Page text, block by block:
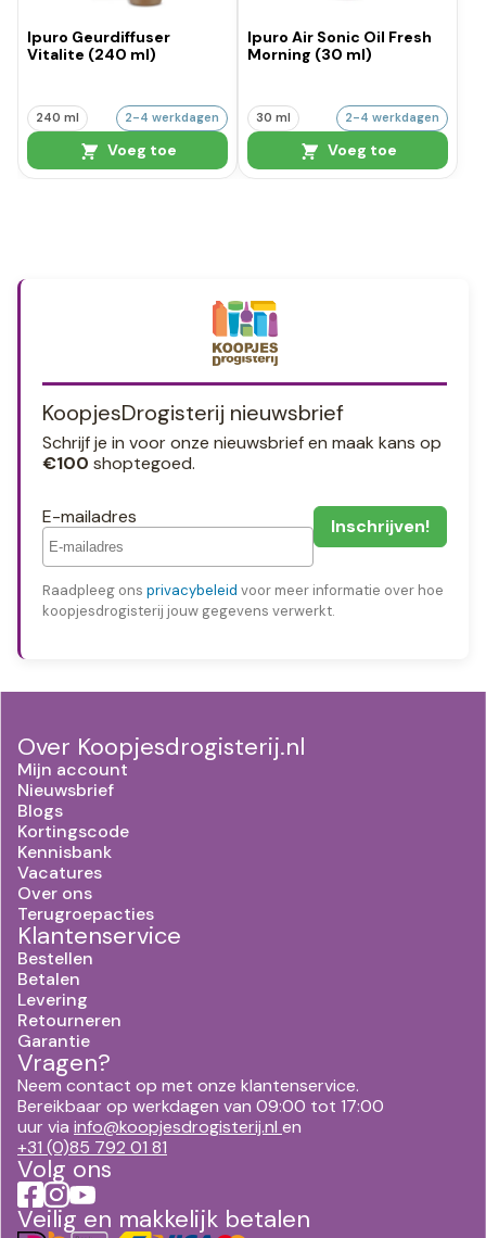
Ipuro Geurdiffuser
Vitalite (240 ml)
240 ml 2-4 werkdagen
Voeg toe
Ipuro Air Sonic Oil Fresh
Morning (30 ml)
30 ml 2-4 werkdagen
Voeg toe
KoopjesDrogisterij nieuwsbrief
Schrijf je in voor onze nieuwsbrief en maak kans op
€100 shoptegoed.
E-mailadres
Raadpleeg ons privacybeleid voor meer informatie over hoe
koopjesdrogisterij jouw gegevens verwerkt.
Over Koopjesdrogisterij.nl
Mijn account
Nieuwsbrief
Blogs
Kortingscode
Kennisbank
Vacatures
Over ons
Terugroepacties
Klantenservice
Bestellen
Betalen
Levering
Retourneren
Garantie
Vragen?
Neem contact op met onze klantenservice.
Bereikbaar op werkdagen van 09:00 tot 17:00
uur via info@koopjesdrogisterij.nl en
+31 (0)85 792 01 81
Volg ons
Veilig en makkelijk betalen